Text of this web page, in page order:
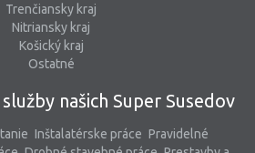
Trenčiansky kraj
Nitriansky kraj
Košický kraj
Ostatné
našich Super Susedov
Inštalatérske práce Pravidelné